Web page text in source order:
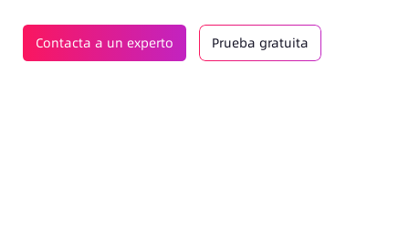
Contacta a un experto Prueba gratuita